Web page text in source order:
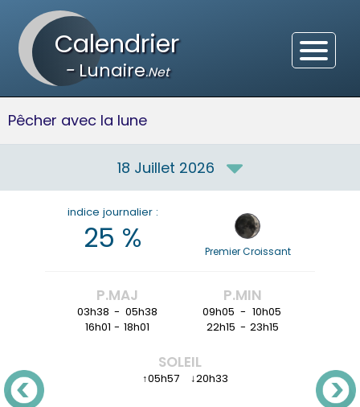
Calendrier
-Lunaire.Net
Pêcher avec la lune
18 Juillet 2026
indice journalier :
25 % Premier Croissant
P.MAJ
03h38 - 05h38
16h01 - 18h01
P.MIN
09h05 - 10h05
22h15 - 23h15
SOLEIL
↑05h57 ↓20h33